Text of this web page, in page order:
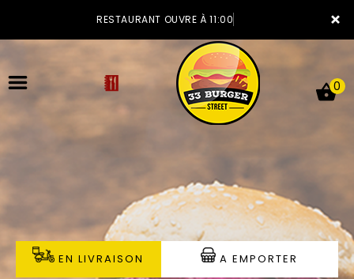
×
RESTAURANT OUVRE À 11:00
LA CARTE
VOTRE COMPTE
0
EN LIVRAISON A EMPORTER